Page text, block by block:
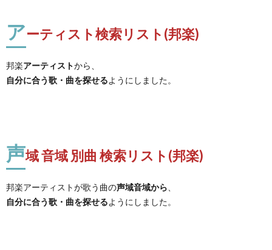
アーティスト検索リスト(邦楽)
邦楽アーティストから、
自分に合う歌・曲を探せるようにしました。
声域 音域 別曲 検索リスト(邦楽)
邦楽アーティストが歌う曲の声域音域から
自分に合う歌・曲を探せるようにしました。